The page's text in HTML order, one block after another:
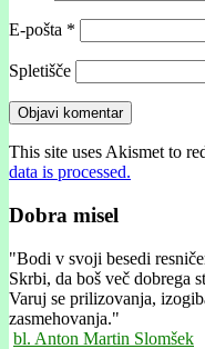
E-pošta *
Spletišče
This site uses Akismet to
data is processed.
Dobra misel
"Bodi v svoji besedi
Skrbi, da boš več dobrega
Varuj se prilizovanja,
zasmehovanja."
bl. Anton Martin Slomšek